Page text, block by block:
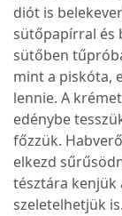
diót is
sütőpapírral és
sütőben
mint a piskóta,
lennie. A
edénybe
főzzük.
elkezd
tésztára kenjük
szeletelhetjük is.